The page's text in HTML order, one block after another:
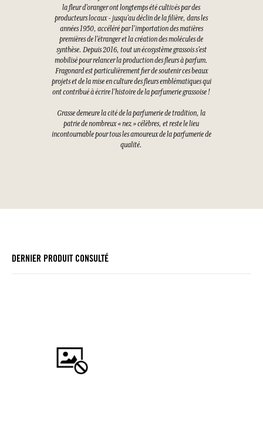
la fleur d’oranger ont longtemps été cultivés par des
producteurs locaux - jusqu’au déclin de la filière, dans les
années 1950, accéléré par l’importation des matières
premières de l’étranger et la création des molécules de
synthèse. Depuis 2016, tout un écosystème grassois s’est
mobilisé pour relancer la production des fleurs à parfum.
Fragonard est particulièrement fier de soutenir ces beaux
projets et de la mise en culture des fleurs emblématiques qui
ont contribué à écrire l’histoire de la parfumerie grassoise !
Grasse demeure la cité de la parfumerie de tradition, la
patrie de nombreux « nez » célèbres, et reste le lieu
incontournable pour tous les amoureux de la parfumerie de
qualité.
DERNIER PRODUIT CONSULTÉ